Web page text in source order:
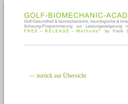
<< zurück zur Übersicht